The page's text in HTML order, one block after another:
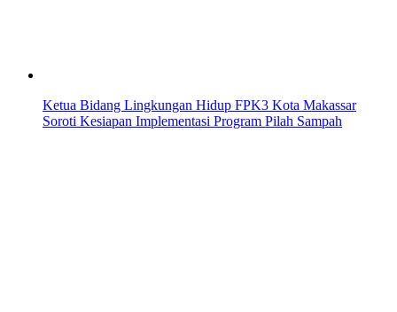
Ketua Bidang Lingkungan Hidup FPK3 Kota Makassar
Soroti Kesiapan Implementasi Program Pilah Sampah